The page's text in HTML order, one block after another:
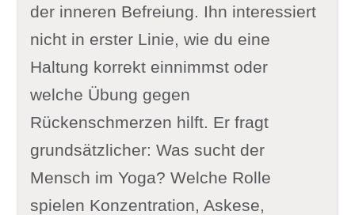
der inneren Befreiung. Ihn interessiert
nicht in erster Linie, wie du eine
Haltung korrekt einnimmst oder
welche Übung gegen
Rückenschmerzen hilft. Er fragt
grundsätzlicher: Was sucht der
Mensch im Yoga? Welche Rolle
spielen Konzentration, Askese,